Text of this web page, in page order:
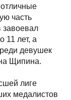
часть
завоевал
11 лет, а
девушек
Щипина.
лиге
медалистов